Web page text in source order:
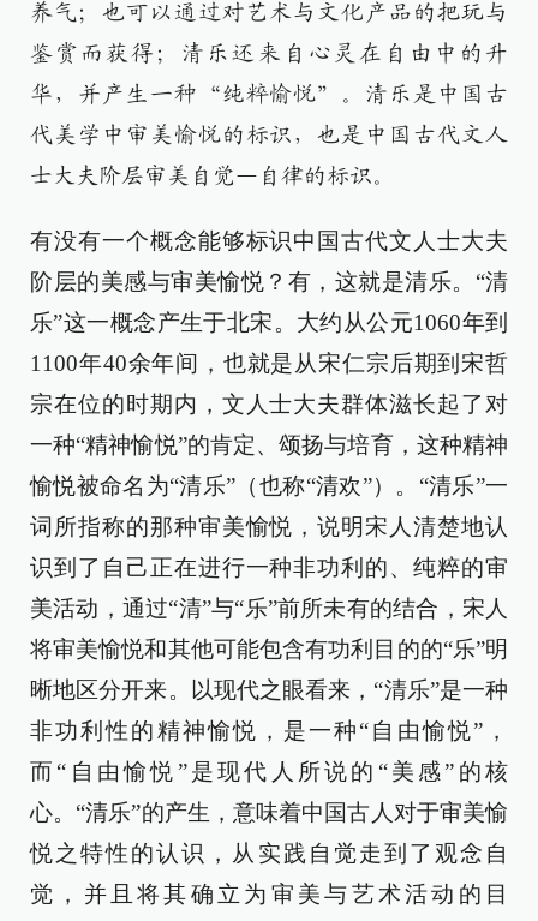
养气；也可以通过对艺术与文化产品的把玩与
鉴赏而获得；清乐还来自心灵在自由中的升
华，并产生一种“纯粹愉悦”。清乐是中国古
代美学中审美愉悦的标识，也是中国古代文人
士大夫阶层审美自觉—自律的标识。
有没有一个概念能够标识中国古代文人士大夫
阶层的美感与审美愉悦？有，这就是清乐。“清
乐”这一概念产生于北宋。大约从公元1060年到
1100年40余年间，也就是从宋仁宗后期到宋哲
宗在位的时期内，文人士大夫群体滋长起了对
一种“精神愉悦”的肯定、颂扬与培育，这种精神
愉悦被命名为“清乐”（也称“清欢”）。“清乐”一
词所指称的那种审美愉悦，说明宋人清楚地认
识到了自己正在进行一种非功利的、纯粹的审
美活动，通过“清”与“乐”前所未有的结合，宋人
将审美愉悦和其他可能包含有功利目的的“乐”明
晰地区分开来。以现代之眼看来，“清乐”是一种
非功利性的精神愉悦，是一种“自由愉悦”，
而“自由愉悦”是现代人所说的“美感”的核
心。“清乐”的产生，意味着中国古人对于审美愉
悦之特性的认识，从实践自觉走到了观念自
觉，并且将其确立为审美与艺术活动的目